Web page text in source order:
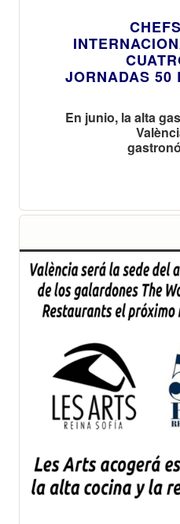
JORNADAS 50
En junio, la alta